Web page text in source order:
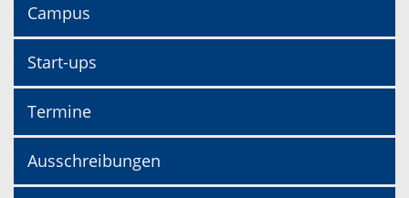
Campus
Start-ups
Termine
Ausschreibungen